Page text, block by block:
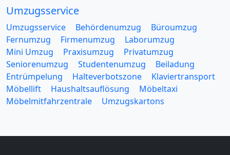
Umzugsservice
Umzugsservice Behördenumzug
Büroumzug
Fernumzug
Firmenumzug
Laborumzug
Mini Umzug
Praxisumzug
Privatumzug
Seniorenumzug
Studentenumzug
Beiladung
Entrümpelung
Halteverbotszone
Klaviertransport
Möbellift
Haushaltsauflösung
Möbeltaxi
Möbelmitfahrzentrale
Umzugskartons